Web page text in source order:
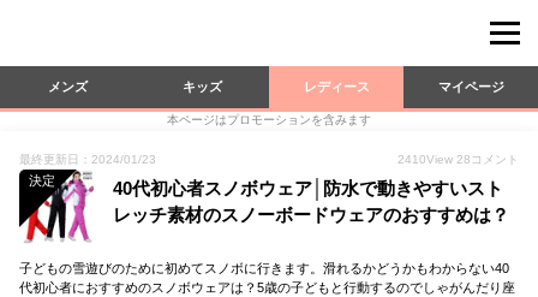
メンズ キッズ レディース マイページ
本ページはプロモーションを含みます
最終更新日：2024/01/23 2410View 28 コメント
決定
40代初心者スノボウェア│防水で動きやすいスト
レッチ素材のスノーボードウェアのおすすめは？
子どもの雪遊びのために初めてスノボに行きます。滑れるかどうかもわからない40
代初心者におすすめのスノボウェアは？5歳の子どもと行動するのでしゃがんだり座